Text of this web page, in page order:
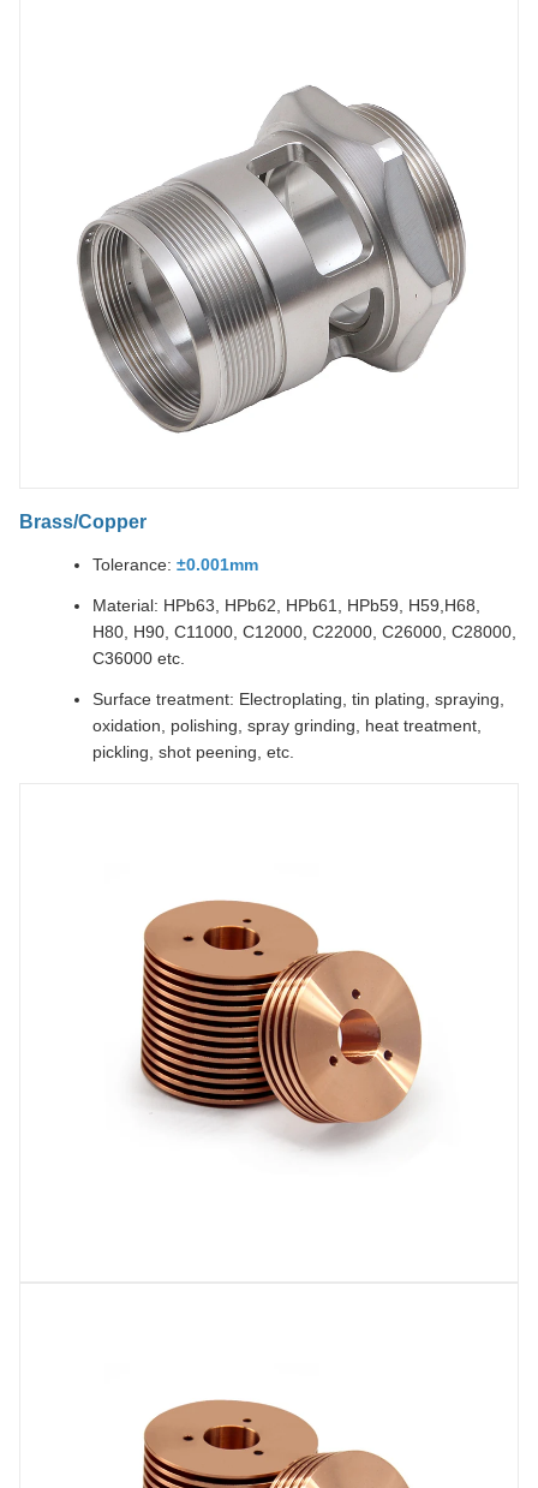
Brass/Copper
Tolerance: ±0.001mm
Material: HPb63, HPb62, HPb61, HPb59, H59,H68,
H80, H90, C11000, C12000, C22000, C26000, C28000,
C36000 etc.
Surface treatment: Electroplating, tin plating, spraying,
oxidation, polishing, spray grinding, heat treatment,
pickling, shot peening, etc.